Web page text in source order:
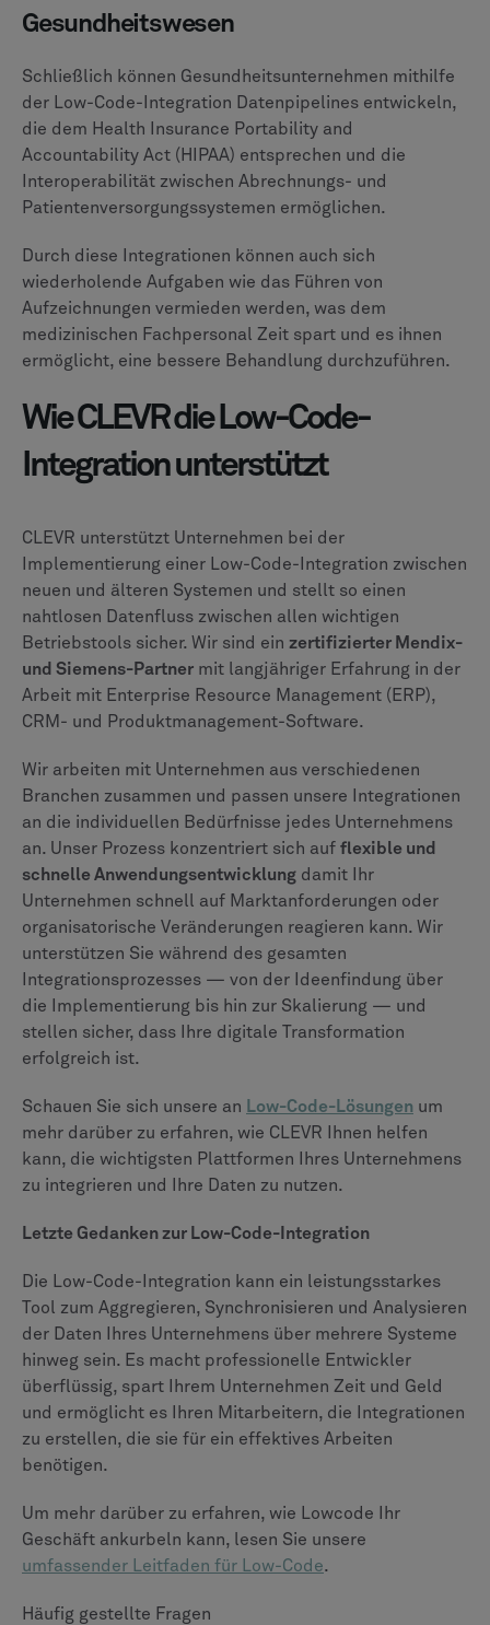
Gesundheitswesen
Schließlich können Gesundheitsunternehmen mithilfe
der Low-Code-Integration Datenpipelines entwickeln,
die dem Health Insurance Portability and
Accountability Act (HIPAA) entsprechen und die
Interoperabilität zwischen Abrechnungs- und
Patientenversorgungssystemen ermöglichen.
Durch diese Integrationen können auch sich
wiederholende Aufgaben wie das Führen von
Aufzeichnungen vermieden werden, was dem
medizinischen Fachpersonal Zeit spart und es ihnen
ermöglicht, eine bessere Behandlung durchzuführen.
Wie CLEVR die Low-Code-
Integration unterstützt
CLEVR unterstützt Unternehmen bei der
Implementierung einer Low-Code-Integration zwischen
neuen und älteren Systemen und stellt so einen
nahtlosen Datenfluss zwischen allen wichtigen
Betriebstools sicher. Wir sind ein zertifizierter Mendix-
und Siemens-Partner mit langjähriger Erfahrung in der
Arbeit mit Enterprise Resource Management (ERP),
CRM- und Produktmanagement-Software.
Wir arbeiten mit Unternehmen aus verschiedenen
Branchen zusammen und passen unsere Integrationen
an die individuellen Bedürfnisse jedes Unternehmens
an. Unser Prozess konzentriert sich auf flexible und
schnelle Anwendungsentwicklung damit Ihr
Unternehmen schnell auf Marktanforderungen oder
organisatorische Veränderungen reagieren kann. Wir
unterstützen Sie während des gesamten
Integrationsprozesses — von der Ideenfindung über
die Implementierung bis hin zur Skalierung — und
stellen sicher, dass Ihre digitale Transformation
erfolgreich ist.
Schauen Sie sich unsere an Low-Code-Lösungen um
mehr darüber zu erfahren, wie CLEVR Ihnen helfen
kann, die wichtigsten Plattformen Ihres Unternehmens
zu integrieren und Ihre Daten zu nutzen.
Letzte Gedanken zur Low-Code-Integration
Die Low-Code-Integration kann ein leistungsstarkes
Tool zum Aggregieren, Synchronisieren und Analysieren
der Daten Ihres Unternehmens über mehrere Systeme
hinweg sein. Es macht professionelle Entwickler
überflüssig, spart Ihrem Unternehmen Zeit und Geld
und ermöglicht es Ihren Mitarbeitern, die Integrationen
zu erstellen, die sie für ein effektives Arbeiten
benötigen.
Um mehr darüber zu erfahren, wie Lowcode Ihr
Geschäft ankurbeln kann, lesen Sie unsere
umfassender Leitfaden für Low-Code.
Häufig gestellte Fragen